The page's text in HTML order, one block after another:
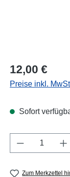
Regulärer Preis:
12,00 €
Preise inkl.
Sofort
Produkt
Zum Merkzettel